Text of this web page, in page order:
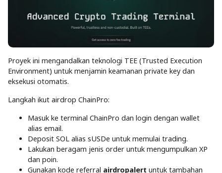
Proyek ini mengandalkan teknologi TEE (Trusted Execution
Environment) untuk menjamin keamanan private key dan
eksekusi otomatis.
Langkah ikut airdrop ChainPro:
Masuk ke terminal ChainPro dan login dengan wallet
alias email.
Deposit SOL alias sUSDe untuk memulai trading.
Lakukan beragam jenis order untuk mengumpulkan XP
dan poin.
Gunakan kode referral airdropalert untuk tambahan